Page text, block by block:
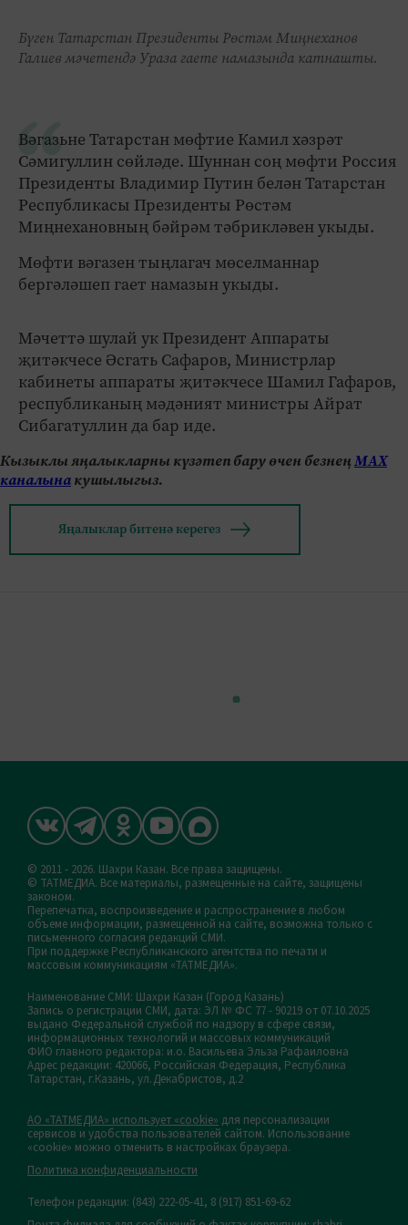
Бүген Татарстан Президенты Рөстәм Миңнеханов
Галиев мәчетендә Ураза гаете намазында катнашты.
Вәгазьне Татарстан мөфтие Камил хәзрәт
Сәмигуллин сөйләде. Шуннан соң мөфти Россия
Президенты Владимир Путин белән Татарстан
Республикасы Президенты Рөстәм
Миңнехановның бәйрәм тәбрикләвен укыды.
Мөфти вәгазен тыңлагач мөселманнар
бергәләшеп гает намазын укыды.
Мәчеттә шулай ук Президент Аппараты
җитәкчесе Әсгать Сафаров, Министрлар
кабинеты аппараты җитәкчесе Шамил Гафаров,
республиканың мәдәният министры Айрат
Сибагатуллин да бар иде.
Кызыклы яңалыкларны күзәтеп бару өчен безнеңМАХ
каналынакушылыгыз.
Яңалыклар битенә керегез
© 2011 - 2026. Шахри Казан. Все права защищены.
© ТАТМЕДИА. Все материалы, размещенные на сайте, защищены
законом.
Перепечатка, воспроизведение и распространение в любом
объеме информации, размещенной на сайте, возможна только с
письменного согласия редакций СМИ.
При поддержке Республиканского агентства по печати и
массовым коммуникациям «ТАТМЕДИА».
Наименование СМИ: Шахри Казан (Город Казань)
Запись о регистрации СМИ, дата: ЭЛ № ФС 77 - 90219 от 07.10.2025
выдано Федеральной службой по надзору в сфере связи,
информационных технологий и массовых коммуникаций
ФИО главного редактора: и.о. Васильева Эльза Рафаиловна
Адрес редакции: 420066, Российская Федерация, Республика
Татарстан, г.Казань, ул.Декабристов, д.2
АО «ТАТМЕДИА» использует «cookie» для персонализации
сервисов и удобства пользователей сайтом. Использование
«cookie» можно отменить в настройках браузера.
Политика конфиденциальности
Телефон редакции: (843) 222-05-41, 8 (917) 851-69-62